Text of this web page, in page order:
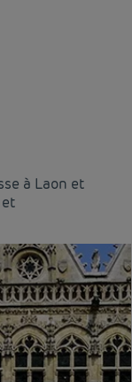
à Laon et